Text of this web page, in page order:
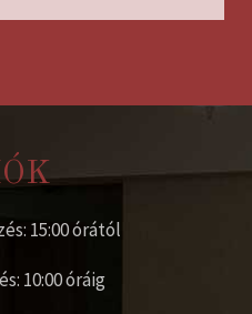
15:00 órától
10:00 óráig